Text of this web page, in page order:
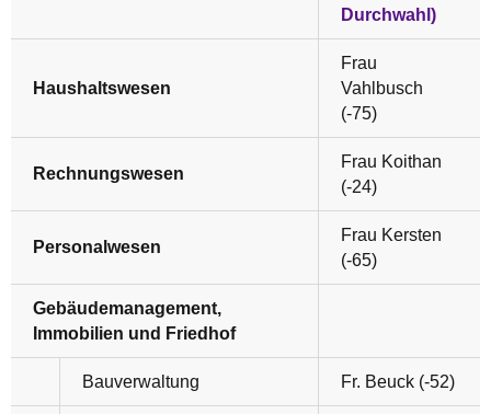
Durchwahl)
Haushaltswesen
Frau
Vahlbusch
(-75)
Rechnungswesen
Frau Koithan
(-24)
Personalwesen
Frau Kersten
(-65)
Gebäudemanagement,
Immobilien und Friedhof
Bauverwaltung Fr. Beuck (-52)